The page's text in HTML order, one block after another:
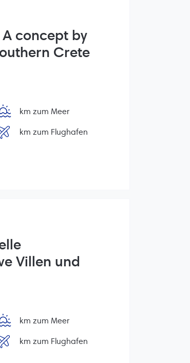
concept by
Crete
km zum Meer
km zum Flughafen
Villen und
km zum Meer
km zum Flughafen